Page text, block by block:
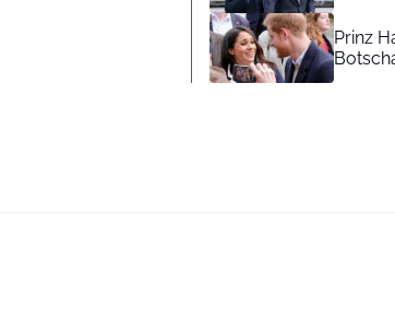
Prinz